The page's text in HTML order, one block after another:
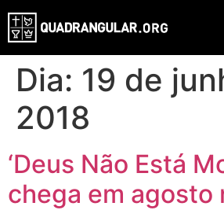
Dia: 19 de
2018
‘Deus Não Está
chega em agosto